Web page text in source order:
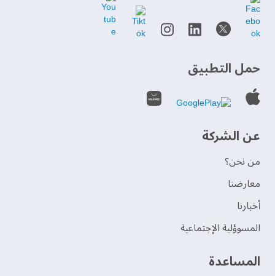
حمل التطبيق
عن الشركة
من نحن؟
‫معارضنا‬
‫أخبارنا‬
المسوؤلية الإجتماعية
‫المساعدة‬